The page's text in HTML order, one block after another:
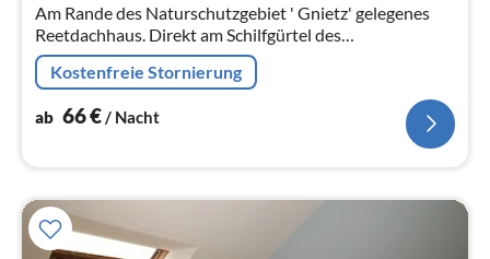
Am Rande des Naturschutzgebiet ' Gnietz' gelegenes
Reetdachhaus. Direkt am Schilfgürtel des
Achterwassers mit einem wunderschönen Blick auf
selbiges.
Kostenfreie Stornierung
ab 66€ / Nacht